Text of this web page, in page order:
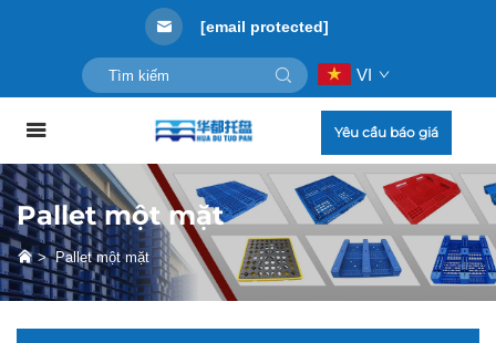
[email protected]
VI
Yêu cầu báo giá
Pallet một mặt
>Pallet một mặt